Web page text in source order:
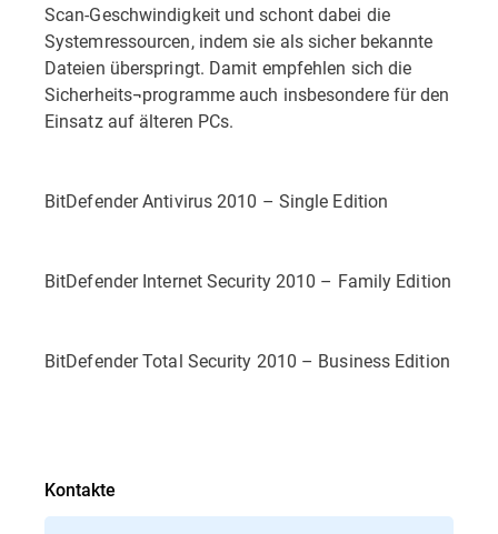
Scan-Geschwindigkeit und schont dabei die
Systemressourcen, indem sie als sicher bekannte
Dateien überspringt. Damit empfehlen sich die
Sicherheits¬programme auch insbesondere für den
Einsatz auf älteren PCs.
BitDefender Antivirus 2010 – Single Edition
BitDefender Internet Security 2010 – Family Edition
BitDefender Total Security 2010 – Business Edition
Kontakte